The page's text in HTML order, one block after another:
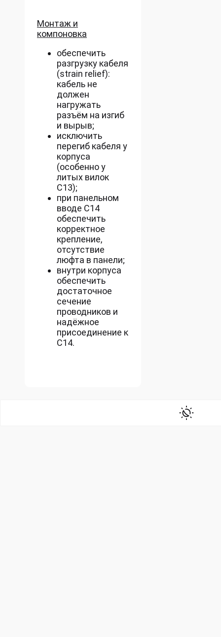
Монтаж и
компоновка
обеспечить
разгрузку кабеля
(strain relief):
кабель не
должен
нагружать
разъём на изгиб
и вырыв;
исключить
перегиб кабеля у
корпуса
(особенно у
литых вилок
C13);
при панельном
вводе C14
обеспечить
корректное
крепление,
отсутствие
люфта в панели;
внутри корпуса
обеспечить
достаточное
сечение
проводников и
надёжное
присоединение к
C14.